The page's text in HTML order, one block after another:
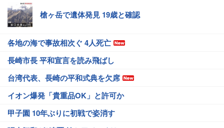
槍ヶ岳で遺体発見 19歳と確認
各地の海で事故相次ぐ 4人死亡
長崎市長 平和宣言を読み飛ばし
台湾代表、長崎の平和式典を欠席
イオン爆発「貴重品OK」と許可か
甲子園 10年ぶりに初戦で姿消す